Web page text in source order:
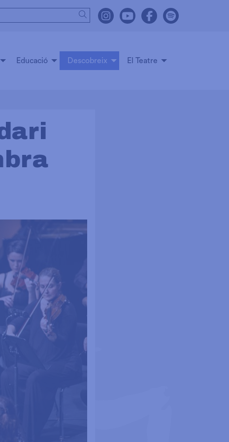
Link a instagram
Link a youtube
Link a facebook
Link a
Cercar
Educació Descobreix El Teatre